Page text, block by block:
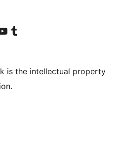
de LinkedIn
de TikTok
el nostre canal al YouTube
Visiteu el nostre compte de Tumblr
is the intellectual property